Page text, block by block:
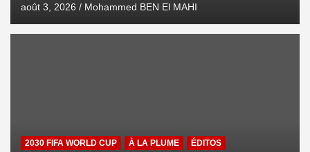
août 3, 2026 Mohammed BEN El MAHI
2030 FIFA WORLD CUP À LA PLUME ÉDITOS